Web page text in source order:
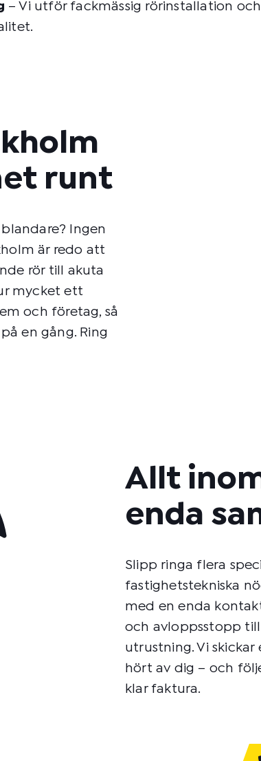
– Vi utför fackmässig rörinstallation
runt
Ingen
är redo att
rör till akuta
mycket ett
och företag, så
en gång. Ring
Allt
enda
Slipp ringa flera
fastighetstekniska
med en enda
och avloppsstopp
utrustning. Vi
hört av dig – och
klar faktura.